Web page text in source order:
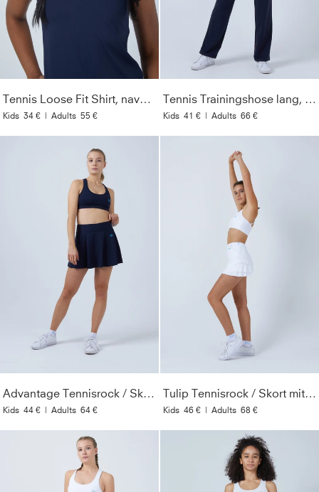
Tennis Loose Fit Shirt, navy blau
Kids 34 € | Adults 55 €
Tennis Trainingshose lang, navy blau
Kids 41 € | Adults 66 €
Advantage Tennisrock / Skort mit Ballhalter, navy blau
Kids 44 € | Adults 64 €
Tulip Tennisrock / Skort mit Taschen, weiß
Kids 46 € | Adults 68 €